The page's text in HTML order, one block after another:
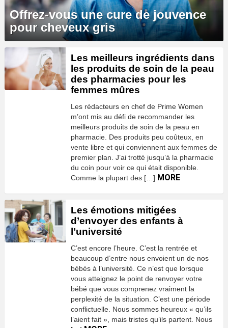
Offrez-vous une cure de jouvence
pour cheveux gris
Les meilleurs ingrédients dans
les produits de soin de la peau
des pharmacies pour les
femmes mûres
Les rédacteurs en chef de Prime Women
m’ont mis au défi de recommander les
meilleurs produits de soin de la peau en
pharmacie. Des produits peu coûteux, en
vente libre et qui conviennent aux femmes de
premier plan. J’ai trotté jusqu’à la pharmacie
du coin pour voir ce qui était disponible.
Comme la plupart des […] MORE
Les émotions mitigées
d’envoyer des enfants à
l’université
C’est encore l’heure. C’est la rentrée et
beaucoup d’entre nous envoient un de nos
bébés à l’université. Ce n’est que lorsque
vous atteignez le point de renvoyer votre
bébé que vous comprenez vraiment la
perplexité de la situation. C’est une période
conflictuelle. Nous sommes heureux « qu’ils
l’aient fait », mais tristes qu’ils partent. Nous